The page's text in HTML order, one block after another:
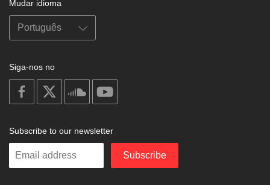
Mudar idioma
Siga-nos no
on
facebook
soundcloud
Subscribe to our newsletter
Enter
Subscribe